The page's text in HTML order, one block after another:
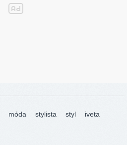
móda stylista styl
iveta